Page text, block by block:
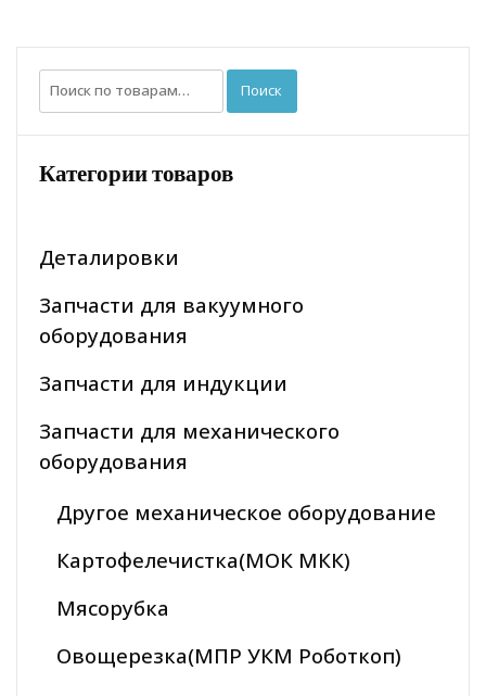
Искать: Поиск
Категории товаров
Деталировки
Запчасти для вакуумного
оборудования
Запчасти для индукции
Запчасти для механического
оборудования
Другое механическое оборудование
Картофелечистка(МОК МКК)
Мясорубка
Овощерезка(МПР УКМ Роботкоп)